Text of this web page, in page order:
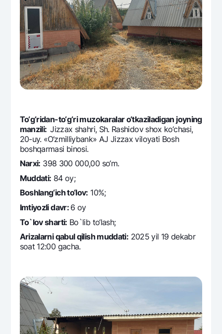
Sayt bo‘yicha qidiring
Qidirish
Foydali havolalar
Ko'p beriladigan savollar
Matbuot markazi
Shaxsiy ma'lumotlarni qayta ishlashga rozilik berish
Bizni ijtimoiy tarmoqlarda kuzatib boring
Aloqa markazi
+998 78 148-00-10
To‘g‘ridan-to‘g‘ri muzokaralar o‘tkaziladigan joyning
manzili:Jizzax shahri, Sh. Rashidov shox ko‘chasi,
20-uy. «O‘zmilliybank» AJ Jizzax viloyati Bosh
boshqarmasi binosi.
Narxi: 398 300 000,00 so‘m.
Muddati: 84 oy;
Boshlang‘ich to‘lov: 10%;
Imtiyozli davr: 6 oy
To`lov sharti: Bo`lib to‘lash;
Arizalarni qabul qilish muddati: 2025 yil 19 dekabr
soat 12:00 gacha.